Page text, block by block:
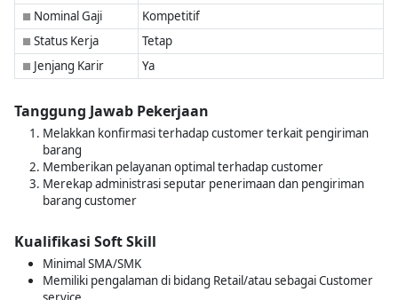
■ Nominal Gaji Kompetitif
■ Status Kerja Tetap
■ Jenjang Karir Ya
Tanggung Jawab Pekerjaan
Melakkan konfirmasi terhadap customer terkait pengiriman
barang
Memberikan pelayanan optimal terhadap customer
Merekap administrasi seputar penerimaan dan pengiriman
barang customer
Kualifikasi Soft Skill
Minimal SMA/SMK
Memiliki pengalaman di bidang Retail/atau sebagai Customer